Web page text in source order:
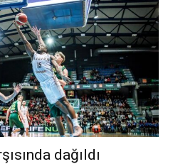
dağıldı